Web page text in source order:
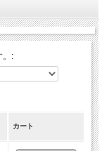
。:
カート